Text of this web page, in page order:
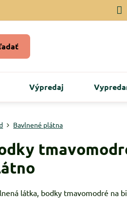
Výpredaj
Bavlnené plátna
látka, bodky tmavomodré na